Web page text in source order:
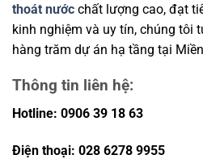
thoát nước chất lượng cao, đạt
kinh nghiệm và uy tín, chúng tôi
hàng trăm dự án hạ tầng tại
Thông tin liên hệ:
Hotline: 0906 39 18 63
Điện thoại: 028 6278 9955